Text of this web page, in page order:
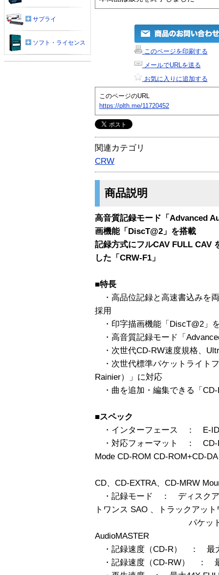
このページを印刷する
メールでURLを送る
お気に入りに追加する
このページのURL
https://plth.me/11720452
関連カテゴリ
CRW
商品説明
高音質記録モード「Advanced
画機能「DiscT@2」を搭載
記録方式にフルCAV FULL CAV
した「CRW-F1」
■特長
・高品位記録と高速書込みを
採用
・印字描画機能「DiscT@2」
・高音質記録モード「
・次世代CD-RW速度規格、
・次世代標準パケットライト
Rainier）」に対応
・曲を追加・編集できる「
■スペック
・インターフェース ： E-
・対応フォーマット ： CD-
Mode CD-ROM CD-ROM+CD-
CD、CD-EXTRA、CD-MRW
・記録モード ： ディスクア
トワンス SAO 、トラックアッ
パケットライティ
AudioMASTER
・記録速度（CD-R） ： 最
・記録速度（CD-RW） ： 最
サプライ
ソフト・ライセンス